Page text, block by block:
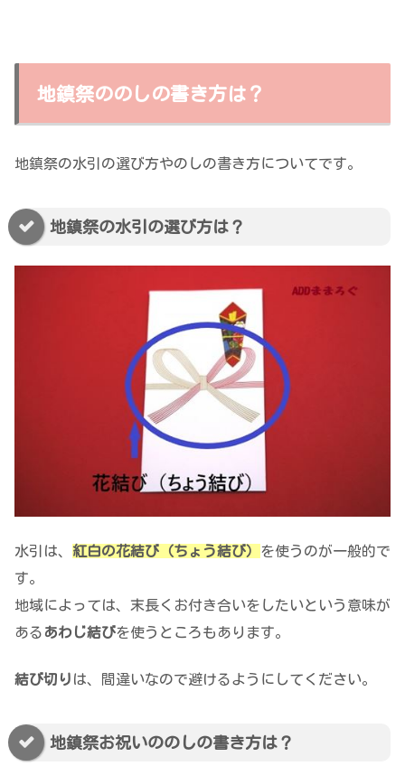
地鎮祭ののしの書き方は？
地鎮祭の水引の選び方やのしの書き方についてです。
地鎮祭の水引の選び方は？
水引は、 紅白の花結び（ちょう結び） を使うのが一般的で
す。
地域によっては、末長くお付き合いをしたいという意味が
ある あわじ結びを使うところもあります。
結び切り は、間違いなので避けるようにしてください。
地鎮祭お祝いののしの書き方は？